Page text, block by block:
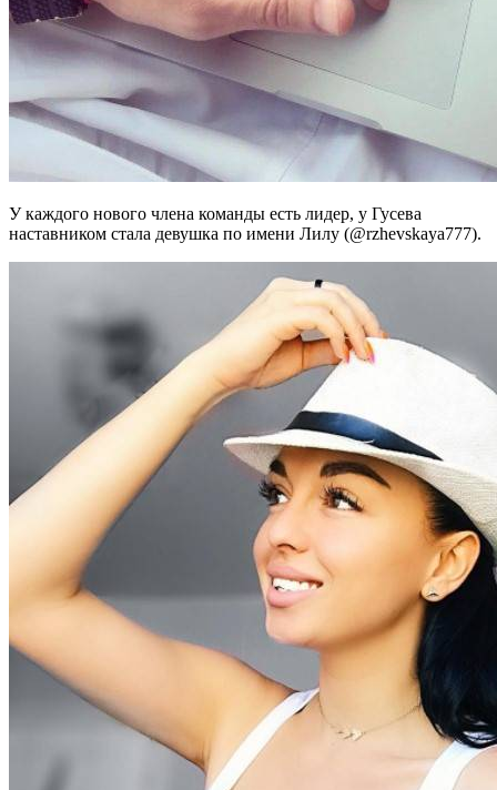
У каждого нового члена команды есть лидер, у Гусева
наставником стала девушка по имени Лилу (@rzhevskaya777).